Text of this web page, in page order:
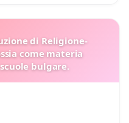
di Religione-
come materia
bulgare.